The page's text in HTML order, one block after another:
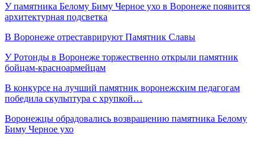
У памятника Белому Биму Черное ухо в Воронеже появится
архитектурная подсветка
В Воронеже отреставрируют Памятник Славы
У Ротонды в Воронеже торжественно открыли памятник
бойцам-красноармейцам
В конкурсе на лучший памятник воронежским педагогам
победила скульптура с хрупкой…
Воронежцы обрадовались возвращению памятника Белому
Биму Черное ухо